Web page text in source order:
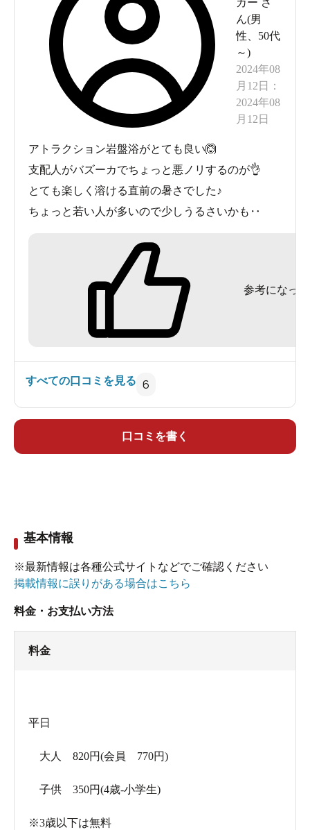
ん(男
性
50代
～)
2024年08
月12日
：
2024年08
月12日
アトラクション岩盤浴がとても良い🙆
支配人がバズーカでちょっと悪ノリするのが👌
とても楽しく溶ける直前の暑さでした♪
ちょっと若い人が多いので少しうるさいかも‥
参考になった
すべての口コミを見る 6
口コミを書く
基本情報
※最新情報は各種公式サイトなどでご確認ください
掲載情報に誤りがある場合はこちら
料金・お支払い方法
料金
平日
大人 820円(会員 770円)
子供 350円(4歳-小学生)
※3歳以下は無料